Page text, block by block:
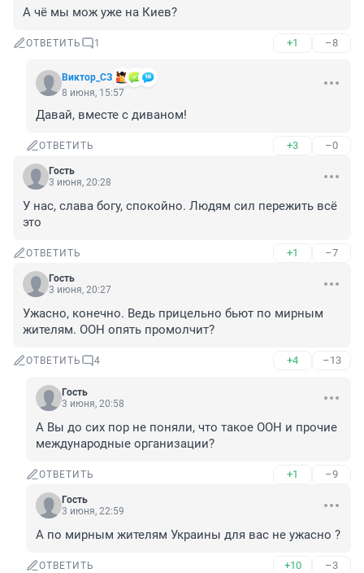
А чё мы мож уже на Киев?
ОТВЕТИТЬ 1 +1 –8
Виктор_СЗ
8 июня, 15:57
Давай, вместе с диваном!
ОТВЕТИТЬ +3 –0
Гость
3 июня, 20:28
У нас, слава богу, спокойно. Людям сил пережить всё
это
ОТВЕТИТЬ +1 –7
Гость
3 июня, 20:27
Ужасно, конечно. Ведь прицельно бьют по мирным
жителям. ООН опять промолчит?
ОТВЕТИТЬ 4 +4 –13
Гость
3 июня, 20:58
А Вы до сих пор не поняли, что такое ООН и прочие
международные организации?
ОТВЕТИТЬ +1 –9
Гость
3 июня, 22:59
А по мирным жителям Украины для вас не ужасно ?
ОТВЕТИТЬ +10 –3